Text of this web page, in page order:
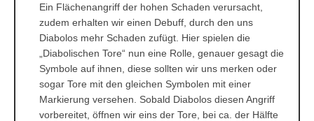
Ein Flächenangriff der hohen Schaden verursacht,
zudem erhalten wir einen Debuff, durch den uns
Diabolos mehr Schaden zufügt. Hier spielen die
„Diabolischen Tore“ nun eine Rolle, genauer gesagt die
Symbole auf ihnen, diese sollten wir uns merken oder
sogar Tore mit den gleichen Symbolen mit einer
Markierung versehen. Sobald Diabolos diesen Angriff
vorbereitet, öffnen wir eins der Tore, bei ca. der Hälfte